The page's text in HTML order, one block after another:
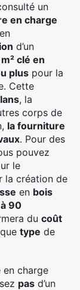
un
en charge
d’un
clé en
plus pour la
Cette
, la
corps de
la fourniture
. Pour des
pouvez
le
la création de
en bois
90
du coût
type de
en charge
pas d’un